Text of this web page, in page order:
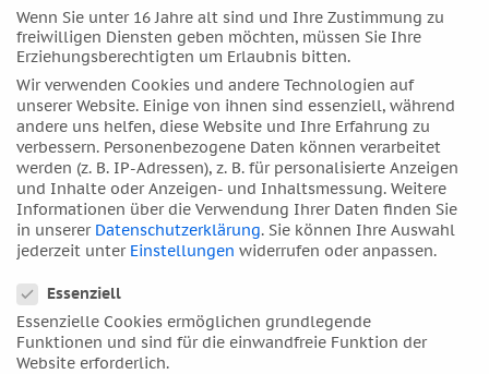
werden im Verlauf dieser Veranstaltungen vorgestellt,
immer in der Kombination von altüberlieferten Regeln
und moderner psychologischer Astrologie. Entsprechend
lautet des Motto der Intensivausbildung: Das Beste aus
beiden Welten – zum Wohle der Ratsuchenden.
25. März 2026, 19.00 – 21.00
Uhr
Überall im Internet
Wenn Sie unter 16 Jahre alt sind und Ihre Zustimmung zu
freiwilligen Diensten geben möchten, müssen Sie Ihre
Erziehungsberechtigten um Erlaubnis bitten.
Wir verwenden Cookies und andere Technologien auf
unserer Website. Einige von ihnen sind essenziell, während
andere uns helfen, diese Website und Ihre Erfahrung zu
verbessern. Personenbezogene Daten können verarbeitet
werden (z. B. IP-Adressen), z. B. für personalisierte Anzeigen
und Inhalte oder Anzeigen- und Inhaltsmessung. Weitere
Informationen über die Verwendung Ihrer Daten finden Sie
in unserer Datenschutzerklärung. Sie können Ihre Auswahl
jederzeit unter Einstellungen widerrufen oder anpassen.
Essenziell
Essenzielle Cookies ermöglichen grundlegende
Funktionen und sind für die einwandfreie Funktion der
Website erforderlich.